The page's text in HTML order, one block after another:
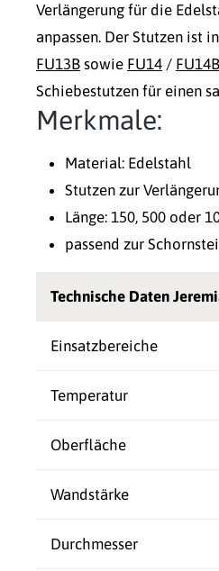
Verlängerung für die
anpassen. Der Stutzen ist
FU13B sowie FU14 / FU14B
Schiebestutzen für einen
Merkmale:
Material: Edelstahl
Stutzen zur
Länge: 150, 500 oder
passend zur
Technische Daten
Einsatzbereiche
Temperatur
Oberfläche
Wandstärke
Durchmesser